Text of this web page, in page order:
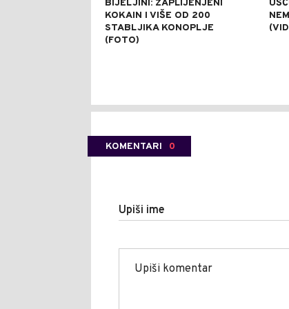
BIJELJINI: ZAPLIJENJENI
KOKAIN I VIŠE OD 200
STABLJIKA KONOPLJE
(FOTO)
KOMENTARI 0
Upiši ime